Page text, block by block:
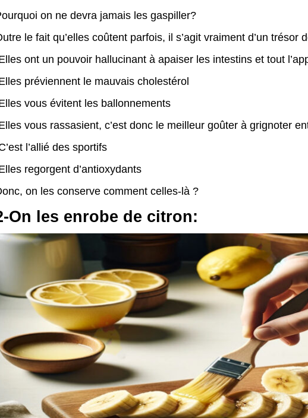
on ne devra jamais les gaspiller?
le fait qu’elles coûtent parfois, il s’agit vraiment d’un trésor
ont un pouvoir hallucinant à apaiser les intestins et tout
préviennent le mauvais cholestérol
vous évitent les ballonnements
vous rassasient, c’est donc le meilleur goûter à grignoter
l’allié des sportifs
regorgent d’antioxydants
on les conserve comment celles-là ?
On les enrobe de citron: